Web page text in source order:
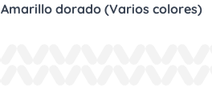
Amarillo dorado (Varios colores)